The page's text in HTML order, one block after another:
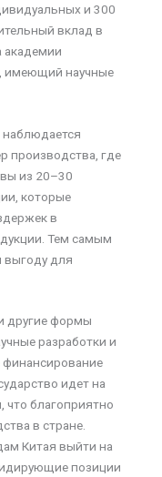
и 300
вклад в
академии
имеющий научные
производства, где
из 20–30
которые
в
Тем самым
выгоду для
другие формы
разработки и
финансирование
идет на
что благоприятно
в стране.
Китая выйти на
позиции